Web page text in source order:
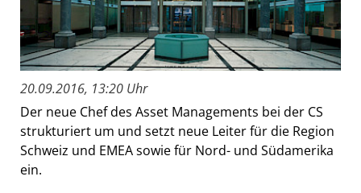
20.09.2016, 13:20 Uhr
Der neue Chef des Asset Managements bei der CS
strukturiert um und setzt neue Leiter für die Region
Schweiz und EMEA sowie für Nord- und Südamerika
ein.